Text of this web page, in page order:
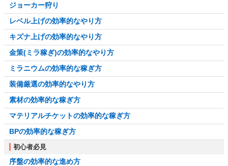
ジョーカー狩り
レベル上げの効率的なやり方
キズナ上げの効率的なやり方
金策(ミラ稼ぎ)の効率的なやり方
ミラニウムの効率的な稼ぎ方
装備厳選の効率的なやり方
素材の効率的な稼ぎ方
マテリアルチケットの効率的な稼ぎ方
BPの効率的な稼ぎ方
初心者必見
序盤の効率的な進め方